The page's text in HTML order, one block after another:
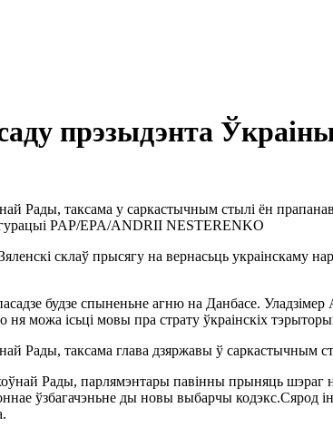
прэзыдэнта
Рады, таксама у саркастычным стылі ён
PAP/EPA/ANDRII NESTERENKO
склаў прысягу на вернасьць украінскаму
будзе спыненьне агню на Данбасе.
можа ісьці мовы пра страту ўкраінскіх
Рады, таксама глава дзяржавы ў саркастычным
Рады, парлямэнтары павінны прыняць шэраг
ўзбагачэньне ды новы выбарчы кодэкс.Сярод